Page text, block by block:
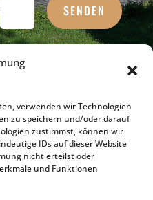
verwenden wir Technologien
zu speichern und/oder darauf
zustimmst, können wir
IDs auf dieser Website
nicht erteilst oder
und Funktionen
SENDEN
Sachs
4